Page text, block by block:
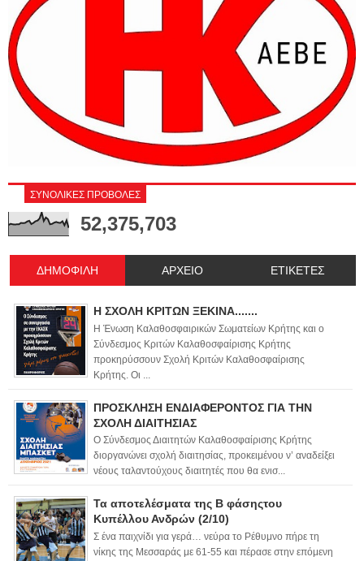
ΣΥΝΟΛΙΚΕΣ ΠΡΟΒΟΛΕΣ
52,375,703
ΔΗΜΟΦΙΛΗ ΑΡΧΕΙΟ ΕΤΙΚΕΤΕΣ
Η ΣΧΟΛΗ ΚΡΙΤΩΝ ΞΕΚΙΝΑ.......
Η Ένωση Καλαθοσφαιρικών Σωματείων Κρήτης και ο
Σύνδεσμος Κριτών Καλαθοσφαίρισης Κρήτης
προκηρύσσουν Σχολή Κριτών Καλαθοσφαίρισης
Κρήτης. Οι ...
ΠΡΟΣΚΛΗΣΗ ΕΝΔΙΑΦΕΡΟΝΤΟΣ ΓΙΑ ΤΗΝ
ΣΧΟΛΗ ΔΙΑΙΤΗΣΙΑΣ
Ο Σύνδεσμος Διαιτητών Καλαθοσφαίρισης Κρήτης
διοργανώνει σχολή διαιτησίας, προκειμένου ν’ αναδείξει
νέους ταλαντούχους διαιτητές που θα ενισ...
Τα αποτελέσματα της Β φάσηςτου
Κυπέλλου Ανδρών (2/10)
Σ ένα παιχνίδι για γερά… νεύρα το Ρέθυμνο πήρε τη
νίκης της Μεσσαράς με 61-55 και πέρασε στην επόμενη